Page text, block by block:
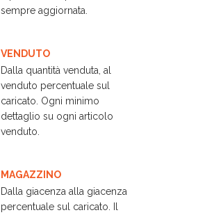
sempre aggiornata.
VENDUTO
Dalla quantità venduta, al
venduto percentuale sul
caricato. Ogni minimo
dettaglio su ogni articolo
venduto.
MAGAZZINO
Dalla giacenza alla giacenza
percentuale sul caricato. Il